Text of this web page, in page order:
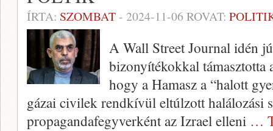
ÍRTA: SZOMBAT- 2024-11-06 ROVAT:
A Wall Street Journal idén
bizonyítékokkal támasztotta
hogy a Hamasz a “halott
gázai civilek rendkívül eltúlzott halálozási
propagandafegyverként az Izrael elleni …